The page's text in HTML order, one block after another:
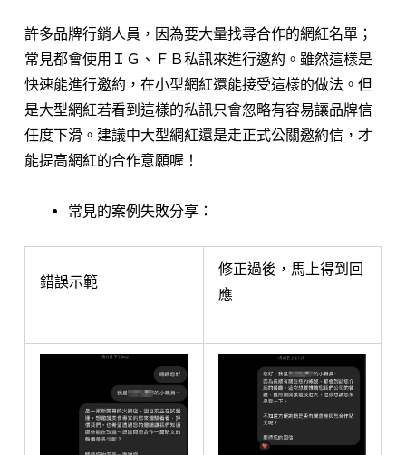
許多品牌行銷人員，因為要大量找尋合作的網紅名單；
常見都會使用ＩＧ、ＦＢ私訊來進行邀約。雖然這樣是
快速能進行邀約，在小型網紅還能接受這樣的做法。但
是大型網紅若看到這樣的私訊只會忽略有容易讓品牌信
任度下滑。建議中大型網紅還是走正式公關邀約信，才
能提高網紅的合作意願喔！
常見的案例失敗分享：
錯誤示範
修正過後，馬上得到回
應